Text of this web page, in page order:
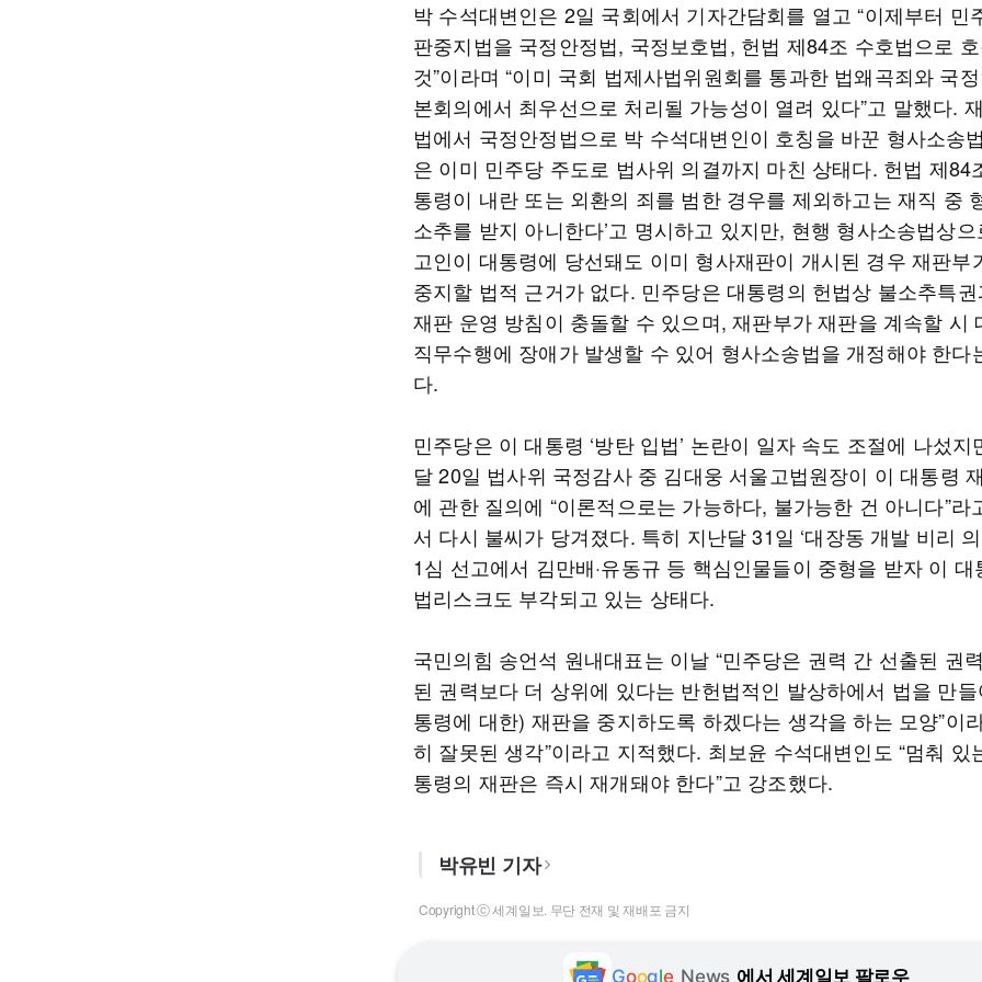
박 수석대변인은 2일 국회에서 기자간담회를 열고 “이제부터 민
판중지법을 국정안정법, 국정보호법, 헌법 제84조 수호법으로
것”이라며 “이미 국회 법제사법위원회를 통과한 법왜곡죄와 국
본회의에서 최우선으로 처리될 가능성이 열려 있다”고 말했다.
법에서 국정안정법으로 박 수석대변인이 호칭을 바꾼 형사소송
은 이미 민주당 주도로 법사위 의결까지 마친 상태다. 헌법 제84
통령이 내란 또는 외환의 죄를 범한 경우를 제외하고는 재직 중
소추를 받지 아니한다’고 명시하고 있지만, 현행 형사소송법상
고인이 대통령에 당선돼도 이미 형사재판이 개시된 경우 재판부
중지할 법적 근거가 없다. 민주당은 대통령의 헌법상 불소추특
재판 운영 방침이 충돌할 수 있으며, 재판부가 재판을 계속할 시
직무수행에 장애가 발생할 수 있어 형사소송법을 개정해야 한다
다.
민주당은 이 대통령 ‘방탄 입법’ 논란이 일자 속도 조절에 나섰지
달 20일 법사위 국정감사 중 김대웅 서울고법원장이 이 대통령
에 관한 질의에 “이론적으로는 가능하다, 불가능한 건 아니다”라
서 다시 불씨가 당겨졌다. 특히 지난달 31일 ‘대장동 개발 비리
1심 선고에서 김만배·유동규 등 핵심인물들이 중형을 받자 이 대
법리스크도 부각되고 있는 상태다.
국민의힘 송언석 원내대표는 이날 “민주당은 권력 간 선출된 권
된 권력보다 더 상위에 있다는 반헌법적인 발상하에서 법을 만
통령에 대한) 재판을 중지하도록 하겠다는 생각을 하는 모양”이
히 잘못된 생각”이라고 지적했다. 최보윤 수석대변인도 “멈춰 있
통령의 재판은 즉시 재개돼야 한다”고 강조했다.
박유빈 기자
Copyright ⓒ 세계일보. 무단 전재 및 재배포 금지
Google News 에서 세계일보 팔로우